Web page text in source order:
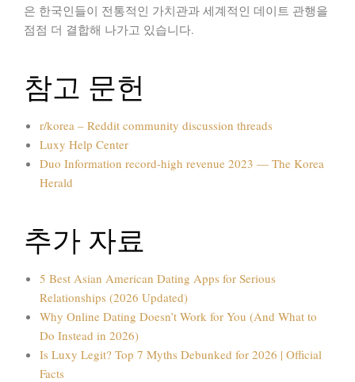
은 한국인들이 전통적인 가치관과 세계적인 데이트 관행을
점점 더 결합해 나가고 있습니다.
참고 문헌
r/korea – Reddit community discussion threads
Luxy Help Center
Duo Information record-high revenue 2023 — The Korea
Herald
추가 자료
5 Best Asian American Dating Apps for Serious
Relationships (2026 Updated)
Why Online Dating Doesn’t Work for You (And What to
Do Instead in 2026)
Is Luxy Legit? Top 7 Myths Debunked for 2026 | Official
Facts